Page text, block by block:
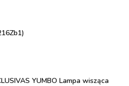
YUMBO Lampa wisząca